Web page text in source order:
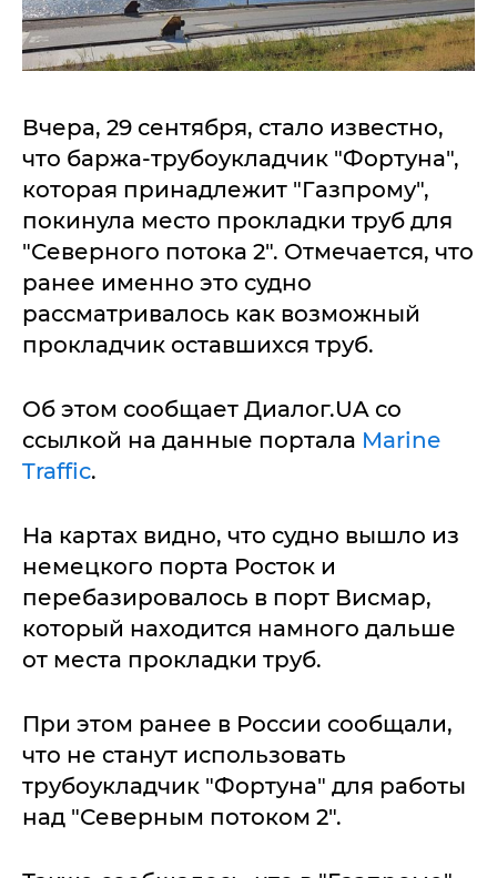
Вчера, 29 сентября, стало известно,
что баржа-трубоукладчик "Фортуна",
которая принадлежит "Газпрому",
покинула место прокладки труб для
"Северного потока 2". Отмечается, что
ранее именно это судно
рассматривалось как возможный
прокладчик оставшихся труб.
Об этом сообщает Диалог.UA со
ссылкой на данные портала Marine
Traffic.
На картах видно, что судно вышло из
немецкого порта Росток и
перебазировалось в порт Висмар,
который находится намного дальше
от места прокладки труб.
При этом ранее в России сообщали,
что не станут использовать
трубоукладчик "Фортуна" для работы
над "Северным потоком 2".